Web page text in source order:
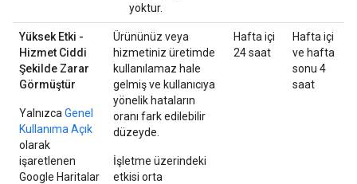
yoktur.
Yüksek Etki -
Hizmet Ciddi
Şekilde Zarar
Görmüştür
Yalnızca Genel
Kullanıma Açık
olarak
işaretlenen
Google Haritalar
Ürününüz veya
hizmetiniz üretimde
kullanılamaz hale
gelmiş ve kullanıcıya
yönelik hataların
oranı fark edilebilir
düzeyde.
İşletme üzerindeki
etkisi orta
Hafta içi
24 saat
Hafta içi
ve hafta
sonu 4
saat